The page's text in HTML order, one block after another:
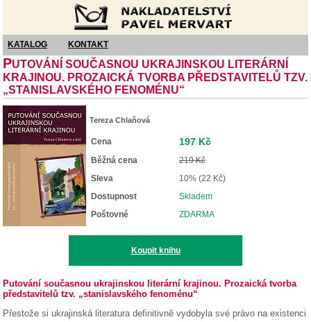
KATALOG KONTAKT
PUTOVÁNÍ SOUČASNOU UKRAJINSKOU LITERÁRNÍ
KRAJINOU. PROZAICKÁ TVORBA PŘEDSTAVITELŮ TZV.
„STANISLAVSKÉHO FENOMÉNU“
Tereza Chlaňová
Cena 197 Kč
Běžná cena
219 Kč
Sleva
10% (22 Kč)
Dostupnost
Skladem
Poštovné
ZDARMA
Koupit knihu
Putování současnou ukrajinskou literární krajinou. Prozaická tvorba
představitelů tzv. „stanislavského fenoménu“
Přestože si ukrajinská literatura definitivně vydobyla své právo na existenci